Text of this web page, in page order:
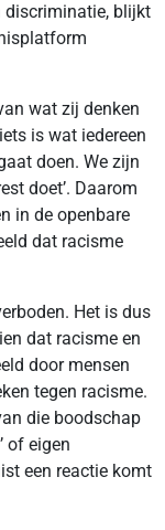
discriminatie, blijkt
wat zij denken
is wat iedereen
doen. We zijn
doet’. Daarom
in de openbare
dat racisme
Het is dus
dat racisme en
door mensen
tegen racisme.
die boodschap
of eigen
een reactie komt